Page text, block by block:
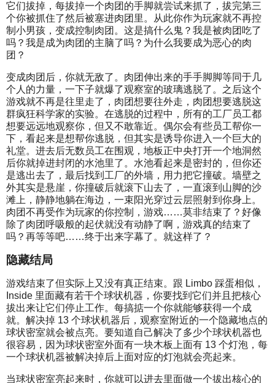
它们拔掉，每拔掉一个肉团的手脚就尝试来抓了，拔完第三
个你被抓住了然后被塞进肉团里。从此你作为玩家就不再控
制小男孩，变成控制肉团。这是搞什么鬼？我是被肉团吃了
吗？我是成为肉团的主脑了吗？为什么我要成为恶心的肉
团？
变成肉团后，你就无敌了。肉团伸出来的手手脚脚等同于几
个人的力量，一下子就爆了观察室的玻璃逃脱了。之后这个
游戏就不再是往里走了，肉团想要往外走，肉团想要逃脱这
群疯狂科学家的实验。在逃脱的过程中，所有的工厂员工都
想要远远地观察你，但又不敢靠近。偶尔会有些员工帮你一
下，看起来是想帮你逃脱，但其实是诱导你进入一个巨大的
礼堂。进去后无数员工在围观，地板正中央打开一个地洞然
后你就掉进封闭的水池里了。水池看起来是密封的，但你还
是逃出去了，最后找到工厂的外墙，用力把它撞破。墙壁之
外其实是悬崖，你撞破后就滚下山去了，一直滚到山脚的沙
滩上，静静地躺在海边，一束阳光穿过云层照射到你身上。
肉团不再受作为玩家的你控制，游戏……莫非结束了？好像
除了肉团呼吸般的起伏就没有动静了啊，游戏真的结束了
吗？再等等吧……终于出来字幕了。就这样了？
隐藏结局
游戏结束了但实际上又没有真正结束。跟 Limbo 踩蛋相似，
Inside 里面藏有若干个球状机器，你要找到它们并且把核心
拔出来让它们停止工作。每搞掂一个你就能够获得一个成
就。解决掉 13 个球状机器后，观察室附近的一个隐藏地点的
球状密室就会被点亮。要知道自己解决了多少个球状机器也
很容易，因为球状密室外面有一块木板上面有 13 个灯泡，每
一个球状机器被解决掉后上面对应的灯泡就会亮起来。
当球状密室亮起来时，你就可以进去里面做一个拔出核心的